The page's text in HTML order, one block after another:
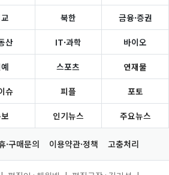
북한 금융·증권
산 IT·과학 바이오
스포츠 연재물
슈 피플 포토
인기뉴스 주요뉴스
·구매문의 이용약관·정책 고충처리